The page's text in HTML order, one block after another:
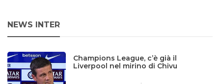
NEWS INTER
Champions League, c’è già il
Liverpool nel mirino di Chivu